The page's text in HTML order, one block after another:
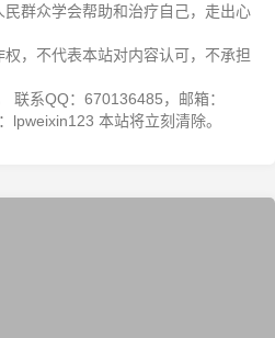
群众学会帮助和治疗自己，走出心
，不代表本站对内容认可，不承担
联系QQ：670136485，邮箱：
lpweixin123 本站将立刻清除。